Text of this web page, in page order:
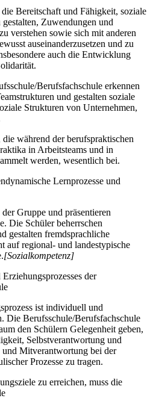
die Bereitschaft und Fähigkeit, soziale
Zuwendungen und
verstehen sowie sich mit anderen
auseinanderzusetzen und zu
auch die Entwicklung
Berufsfachschule erkennen
und gestalten soziale
Strukturen von Unternehmen,
während der berufspraktischen
in Arbeitsteams und in
werden, wesentlich bei.
Lernprozesse und
Gruppe und präsentieren
Die Schüler beherrschen
gestalten fremdsprachliche
auf regional- und landestypische
[Sozialkompetenz]
der
ist individuell und
Die Berufsschule/Berufsfachschule
den Schülern Gelegenheit geben,
Selbstverantwortung und
und Mitverantwortung bei der
Prozesse zu tragen.
zu erreichen, muss die